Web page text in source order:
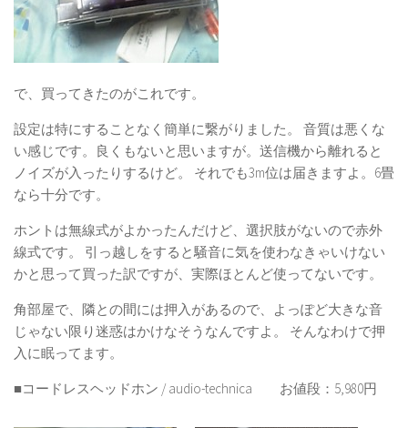
で、買ってきたのがこれです。
設定は特にすることなく簡単に繋がりました。 音質は悪くな
い感じです。良くもないと思いますが。送信機から離れると
ノイズが入ったりするけど。 それでも3m位は届きますよ。6畳
なら十分です。
ホントは無線式がよかったんだけど、選択肢がないので赤外
線式です。 引っ越しをすると騒音に気を使わなきゃいけない
かと思って買った訳ですが、実際ほとんど使ってないです。
角部屋で、隣との間には押入があるので、よっぽど大きな音
じゃない限り迷惑はかけなそうなんですよ。 そんなわけで押
入に眠ってます。
■コードレスヘッドホン / audio-technica お値段：5,980円